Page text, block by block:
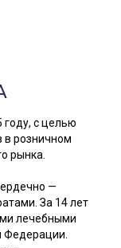
году, с целью
в розничном
рынка.
—
За 14 лет
лечебными
Федерации.